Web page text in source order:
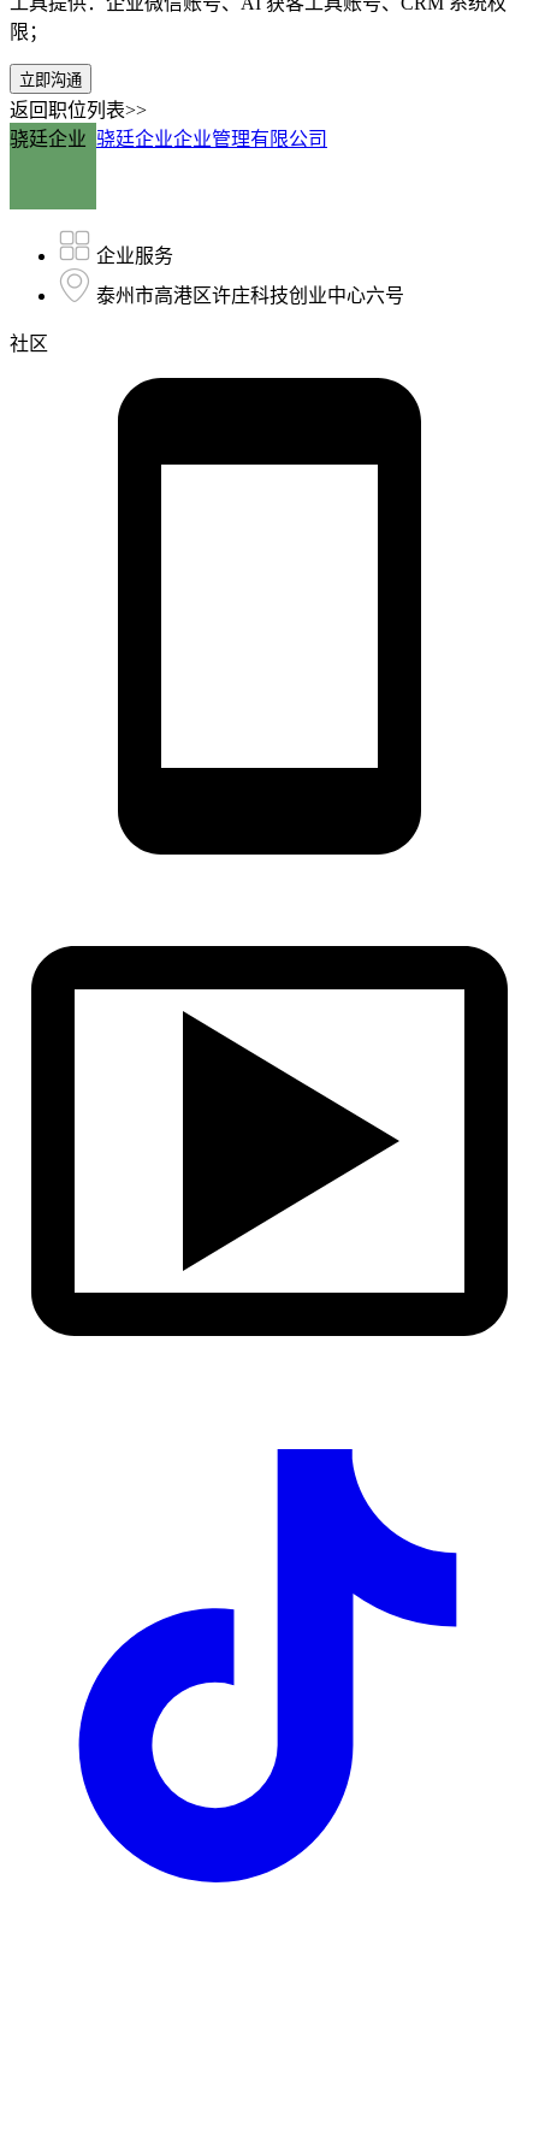
限；
立即沟通
返回职位列表>>
骁廷企业 骁廷企业企业管理有限公司
企业服务
泰州市高港区许庄科技创业中心六号
社区